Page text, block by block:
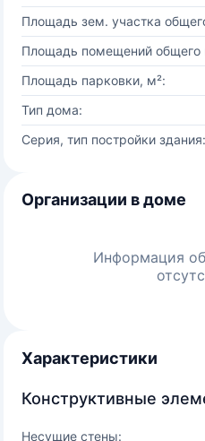
Площадь зем. участка
Площадь помещений общего
Площадь парковки, м²:
Тип дома:
Серия, тип постройки здания:
Организации в доме
Информация
Характеристики
Конструктивные
Несущие стены: